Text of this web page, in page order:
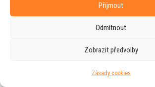
Příjmout
Odmítnout
Zobrazit předvolby
Zásady cookies